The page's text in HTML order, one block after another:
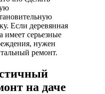
Если деревянная
имеет серьезные
нужен
ремонт.
на даче